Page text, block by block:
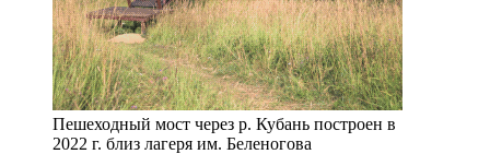
Пешеходный мост через р. Кубань построен в
2022 г. близ лагеря им. Беленогова